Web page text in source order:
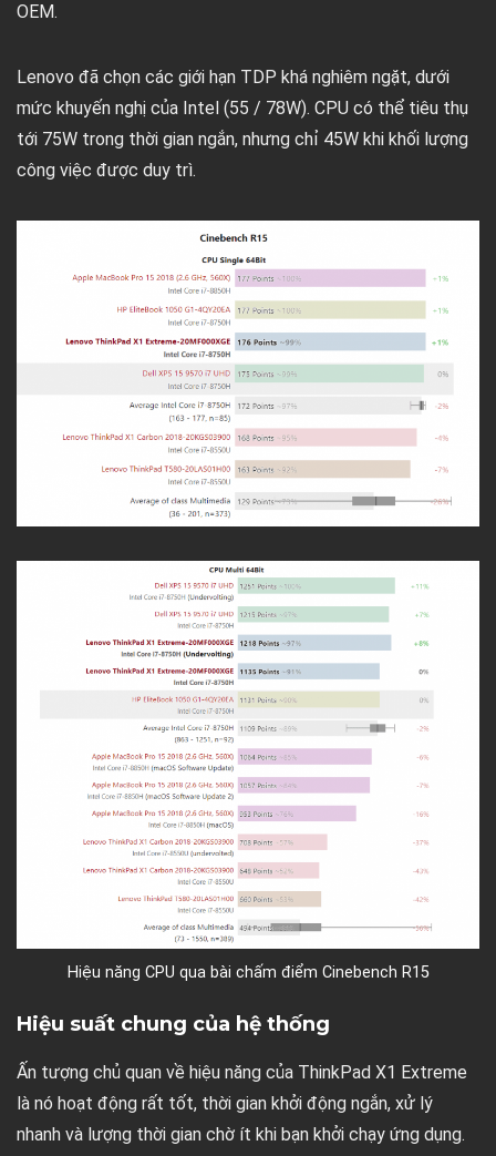
OEM.
Lenovo đã chọn các giới hạn TDP khá nghiêm ngặt, dưới
mức khuyến nghị của Intel (55 / 78W). CPU có thể tiêu thụ
tới 75W trong thời gian ngắn, nhưng chỉ 45W khi khối lượng
công việc được duy trì.
Hiệu năng CPU qua bài chấm điểm Cinebench R15
Hiệu suất chung của hệ thống
Ấn tượng chủ quan về hiệu năng của ThinkPad X1 Extreme
là nó hoạt động rất tốt, thời gian khởi động ngắn, xử lý
nhanh và lượng thời gian chờ ít khi bạn khởi chạy ứng dụng.